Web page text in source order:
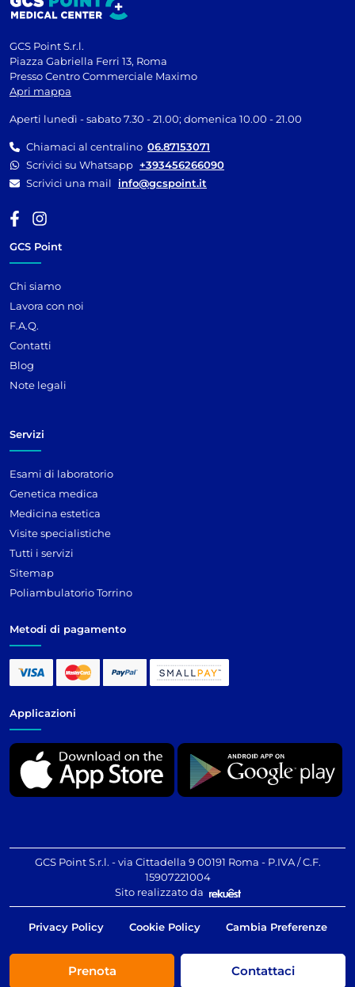
Prenota Contattaci
GCS Point S.r.l.
Piazza Gabriella Ferri 13, Roma
Presso Centro Commerciale Maximo
Apri mappa
Aperti lunedì - sabato 7.30 - 21.00; domenica 10.00 - 21.00
Chiamaci al centralino 06.87153071
Scrivici su Whatsapp +393456266090
Scrivici una mail
info@gcspoint.it
GCS Point
Chi siamo
Lavora con noi
F.A.Q.
Contatti
Blog
Note legali
Servizi
Esami di laboratorio
Genetica medica
Medicina estetica
Visite specialistiche
Tutti i servizi
Sitemap
Poliambulatorio Torrino
Metodi di pagamento
Applicazioni
GCS Point S.r.l. - via Cittadella 9 00191 Roma - P.IVA / C.F.
15907221004
Sito realizzato da
Privacy Policy Cookie Policy Cambia Preferenze